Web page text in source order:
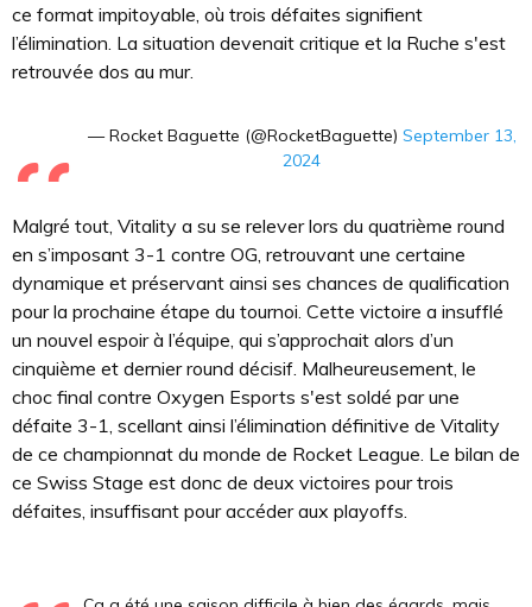
ce format impitoyable, où trois défaites signifient
l’élimination. La situation devenait critique et la Ruche s'est
retrouvée dos au mur.
— Rocket Baguette (@RocketBaguette) September 13,
2024
Malgré tout, Vitality a su se relever lors du quatrième round
en s’imposant 3-1 contre OG, retrouvant une certaine
dynamique et préservant ainsi ses chances de qualification
pour la prochaine étape du tournoi. Cette victoire a insufflé
un nouvel espoir à l’équipe, qui s’approchait alors d’un
cinquième et dernier round décisif. Malheureusement, le
choc final contre Oxygen Esports s'est soldé par une
défaite 3-1, scellant ainsi l’élimination définitive de Vitality
de ce championnat du monde de Rocket League. Le bilan de
ce Swiss Stage est donc de deux victoires pour trois
défaites, insuffisant pour accéder aux playoffs.